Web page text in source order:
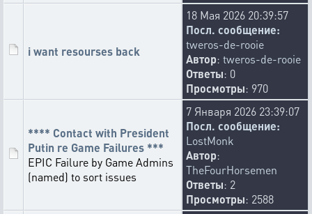
i want resourses back
18 Мая 2026 20:39:57
Посл. сообщение:
tweros-de-rooie
Автор: tweros-de-rooie
Ответы: 0
Просмотры: 970
**** Contact with President
Putin re Game Failures ***
EPIC Failure by Game Admins
(named) to sort issues
7 Января 2026 23:39:07
Посл. сообщение:
LostMonk
Автор:
TheFourHorsemen
Ответы: 2
Просмотры: 2588